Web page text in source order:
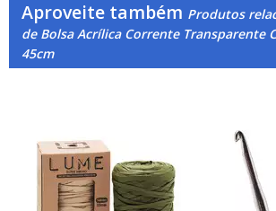
Aproveite também Produtos
de Bolsa Acrílica Corrente Transparente
45cm